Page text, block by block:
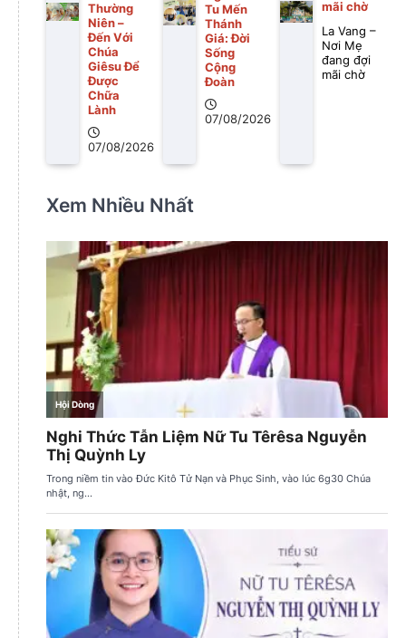
Thường
Niên –
Đến Với
Chúa
Giêsu Để
Được
Chữa
Lành
07/08/2026
Tu Mến
Thánh
Giá: Đời
Sống
Cộng
Đoàn
07/08/2026
mãi chờ
La Vang –
Nơi Mẹ
đang đợi
mãi chờ
Xem Nhiều Nhất